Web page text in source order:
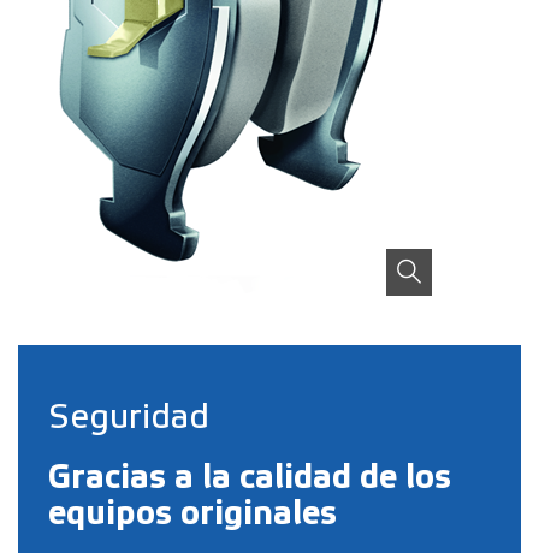
Seguridad
Gracias a la calidad de los
equipos originales